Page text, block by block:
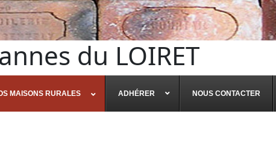
du LOIRET
MAISONS RURALES ADHÉRER NOUS CONTACTER